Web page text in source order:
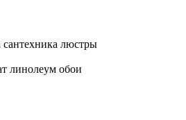
сантехника люстры
линолеум обои